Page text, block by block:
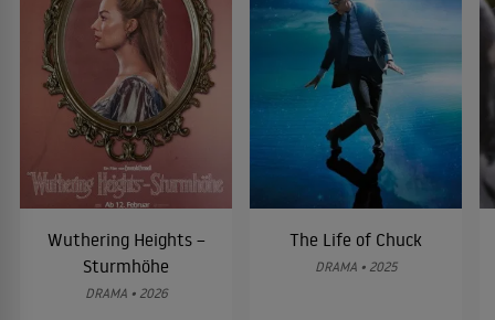
Wuthering Heights –
Sturmhöhe
DRAMA • 2026
The Life of Chuck
DRAMA • 2025